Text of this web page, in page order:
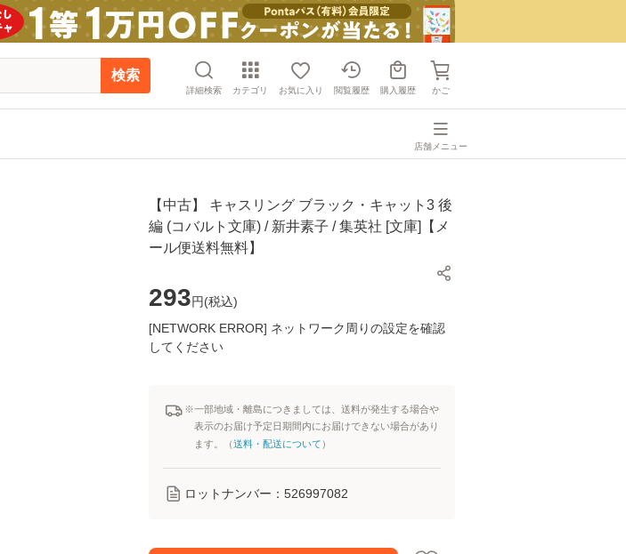
検索
詳細検索 カテゴリ お気に入り 閲覧履歴 購入履歴 かご
店舗メニュー
【中古】 キャスリング ブラック・キャット3 後
編 (コバルト文庫) / 新井素子 / 集英社 [文庫]【メ
ール便送料無料】
293円(税込)
[NETWORK ERROR] ネットワーク周りの設定を確認
してください
※一部地域・離島につきましては、送料が発生する場合や
表示のお届け予定日期間内にお届けできない場合があり
ます。（送料・配送について ）
ロットナンバー： 526997082